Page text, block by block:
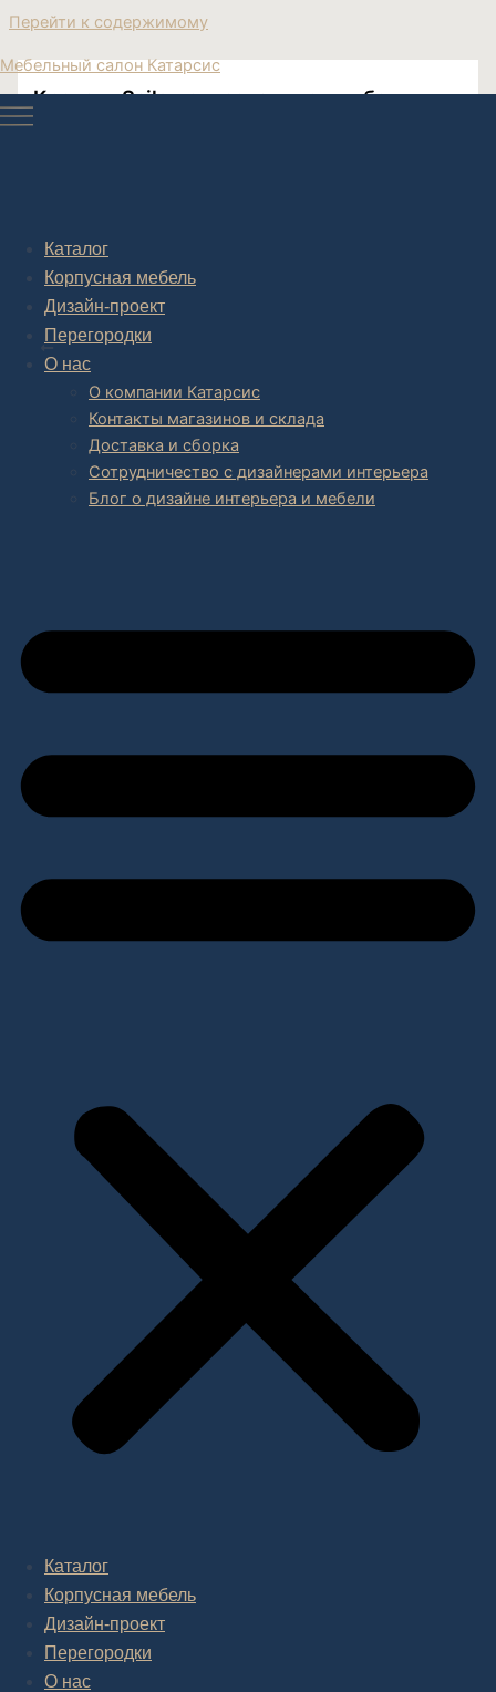
Перейти к содержимому
Мебельный салон Катарсис
Каталог
Корпусная мебель
Дизайн-проект
Перегородки
О нас
О компании Катарсис
Контакты магазинов и склада
Доставка и сборка
Сотрудничество с дизайнерами интерьера
Блог о дизайне интерьера и мебели
Каталог
Корпусная мебель
Дизайн-проект
Перегородки
О нас
Кровать Sails прикроватные тумбочки
Post navigation
НАЗАД
дизайн проекта интерьера,
В салоне мебелииинтернет магазине дизайнерской мебели
есть и готовые товары, которые можем доставить уже сегодня, и
корпусная мебель на заказ, включая кухни.